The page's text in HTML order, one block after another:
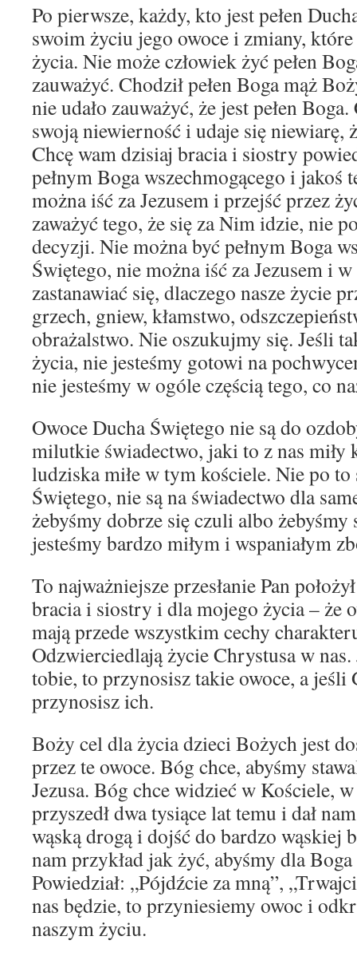
Po pierwsze, każdy, kto jest pełen
swoim życiu jego owoce i zmiany,
życia. Nie może człowiek żyć pełen
zauważyć. Chodził pełen Boga mąż
nie udało zauważyć, że jest pełen
swoją niewierność i udaje się niewiarę,
Chcę wam dzisiaj bracia i siostry
pełnym Boga wszechmogącego i jakoś
można iść za Jezusem i przejść przez
zaważyć tego, że się za Nim idzie, nie
decyzji. Nie można być pełnym Boga
Świętego, nie można iść za Jezusem i
zastanawiać się, dlaczego nasze życie
grzech, gniew, kłamstwo,
obrażalstwo. Nie oszukujmy się. Jeśli
życia, nie jesteśmy gotowi na
nie jesteśmy w ogóle częścią tego, co
Owoce Ducha Świętego nie są do
milutkie świadectwo, jaki to z nas miły
ludziska miłe w tym kościele. Nie po to
Świętego, nie są na świadectwo dla
żebyśmy dobrze się czuli albo żebyśmy
jesteśmy bardzo miłym i wspaniałym
To najważniejsze przesłanie Pan
bracia i siostry i dla mojego życia – że
mają przede wszystkim cechy
Odzwierciedlają życie Chrystusa w
tobie, to przynosisz takie owoce, a jeśli
przynosisz ich.
Boży cel dla życia dzieci Bożych jest
przez te owoce. Bóg chce, abyśmy
Jezusa. Bóg chce widzieć w Kościele, w
przyszedł dwa tysiące lat temu i dał
wąską drogą i dojść do bardzo wąskiej
nam przykład jak żyć, abyśmy dla
Powiedział: „Pójdźcie za mną”,
nas będzie, to przyniesiemy owoc i
naszym życiu.